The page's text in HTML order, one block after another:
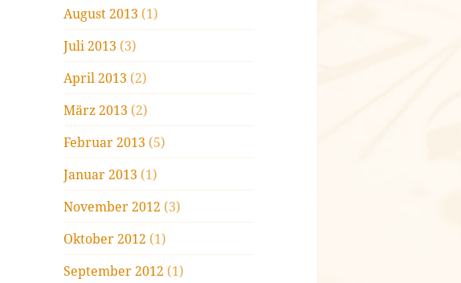
August 2013 (1)
Juli 2013 (3)
April 2013 (2)
März 2013 (2)
Februar 2013 (5)
Januar 2013 (1)
November 2012 (3)
Oktober 2012 (1)
September 2012 (1)